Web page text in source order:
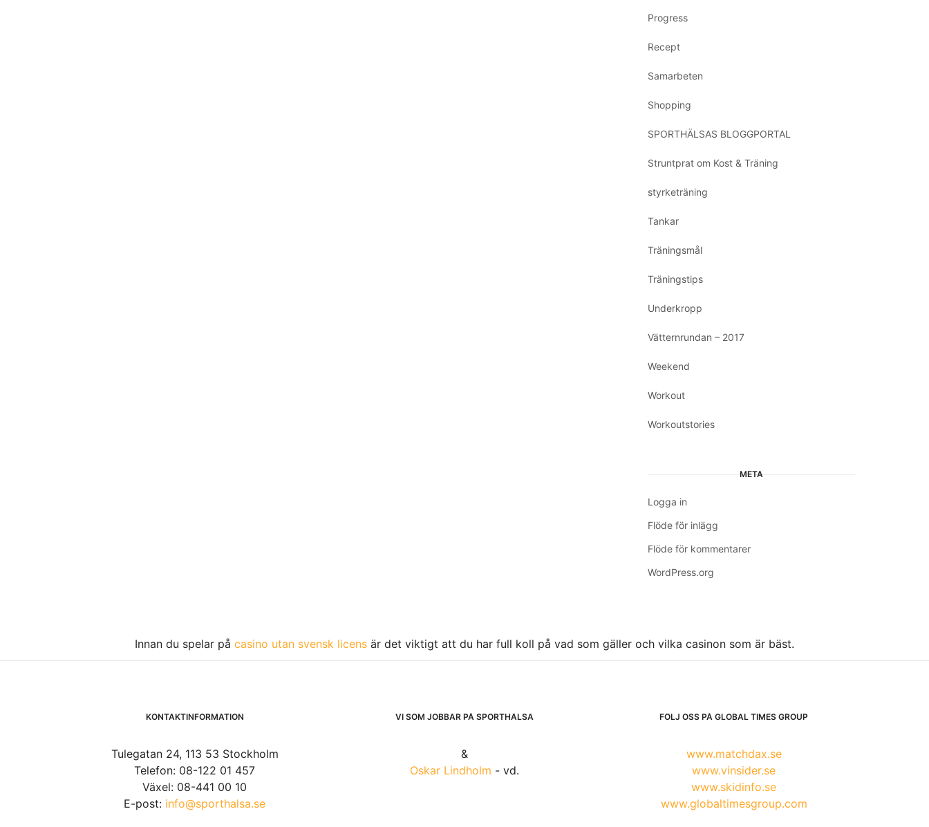
Progress
Recept
Samarbeten
Shopping
SPORTHÄLSAS BLOGGPORTAL
Struntprat om Kost & Träning
styrketräning
Tankar
Träningsmål
Träningstips
Underkropp
Vätternrundan – 2017
Weekend
Workout
Workoutstories
META
Logga in
Flöde för inlägg
Flöde för kommentarer
WordPress.org
Innan du spelar på casino utan svensk licens är det viktigt att du har full koll på vad som gäller och vilka casinon som är bäst.
KONTAKTINFORMATION
Tulegatan 24, 113 53 Stockholm
Telefon: 08-122 01 457
Växel: 08-441 00 10
E-post: info@sporthalsa.se
VI SOM JOBBAR PÅ SPORTHÄLSA
&
Oskar Lindholm - vd.
FÖLJ OSS PÅ GLOBAL TIMES GROUP
www.matchdax.se
www.vinsider.se
www.skidinfo.se
www.globaltimesgroup.com